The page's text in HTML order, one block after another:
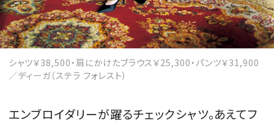
シャツ￥38,500・肩にかけたブラウス￥25,300・パンツ￥31,900
／ディーガ（ステラ フォレスト）
エンブロイダリーが躍るチェックシャツ。あえてフ